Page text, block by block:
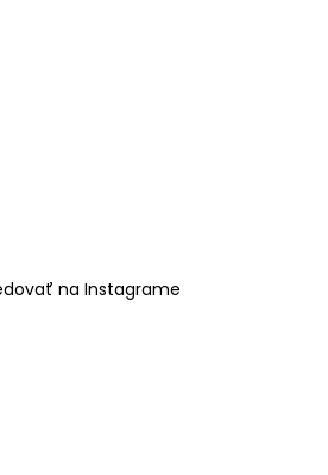
na Instagrame